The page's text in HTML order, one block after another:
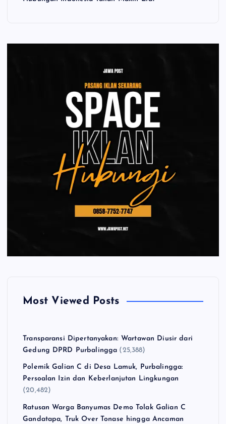
Most Viewed Posts
Transparansi Dipertanyakan: Wartawan Diusir dari
Gedung DPRD Purbalingga (25,388)
Polemik Galian C di Desa Lamuk, Purbalingga:
Persoalan Izin dan Keberlanjutan Lingkungan
(20,482)
Ratusan Warga Banyumas Demo Tolak Galian C
Gandatapa, Truk Over Tonase hingga Ancaman